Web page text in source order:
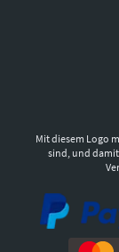
Mit diesem Logo
sind, und